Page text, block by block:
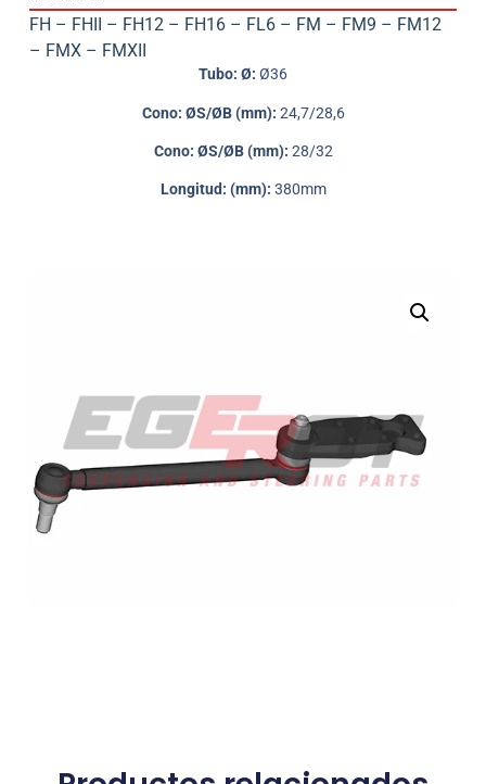
FH – FHII – FH12 – FH16 – FL6 – FM – FM9 – FM12
– FMX – FMXII
Tubo: Ø: Ø36
Cono: ØS/ØB (mm): 24,7/28,6
Cono: ØS/ØB (mm): 28/32
Longitud: (mm): 380mm